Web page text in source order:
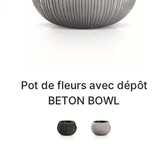
Pot de fleurs avec dépôt
BETON BOWL